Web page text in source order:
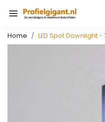
Home LED Spot Downlight -